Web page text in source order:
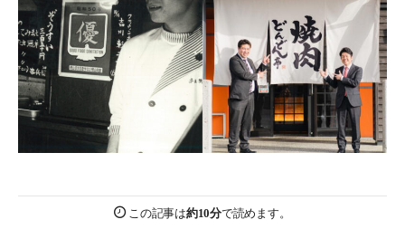
CLOSE
CLOSE
この記事は約10分で読めます。